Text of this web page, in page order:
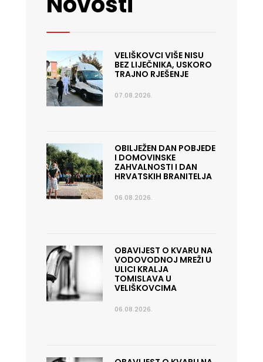
VELIŠKOVCI VIŠE NISU
BEZ LIJEČNIKA, USKORO
TRAJNO RJEŠENJE
07.08.2026.
OBILJEŽEN DAN POBJEDE
I DOMOVINSKE
ZAHVALNOSTI I DAN
HRVATSKIH BRANITELJA
06.08.2026.
OBAVIJEST O KVARU NA
VODOVODNOJ MREŽI U
ULICI KRALJA
TOMISLAVA U
VELIŠKOVCIMA
06.08.2026.